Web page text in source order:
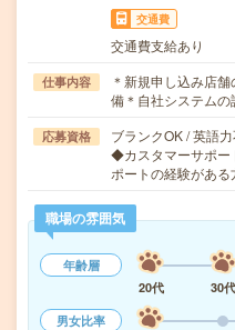
交通費
交通費支給あり
仕事内容
＊新規申し込み店
備＊自社システム
応募資格
ブランクOK / 英語
◆カスタマーサポー
ポートの経験があ
職場の雰囲気
年齢層
20代
30代
男女比率